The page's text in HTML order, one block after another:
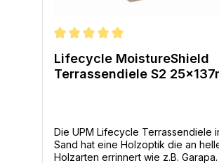
Lifecycle MoistureShield
Terrassendiele S2
Die UPM Lifecycle Terrassendiele
Sand hat eine Holzoptik die an
Holzarten errinnert wie z.B.